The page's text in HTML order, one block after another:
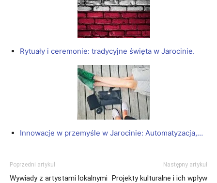
Rytuały i ceremonie: tradycyjne święta w Jarocinie.
Innowacje w przemyśle w Jarocinie: Automatyzacja,…
Poprzedni artykuł
Wywiady z artystami lokalnymi
Następny artykuł
Projekty kulturalne i ich wpływ